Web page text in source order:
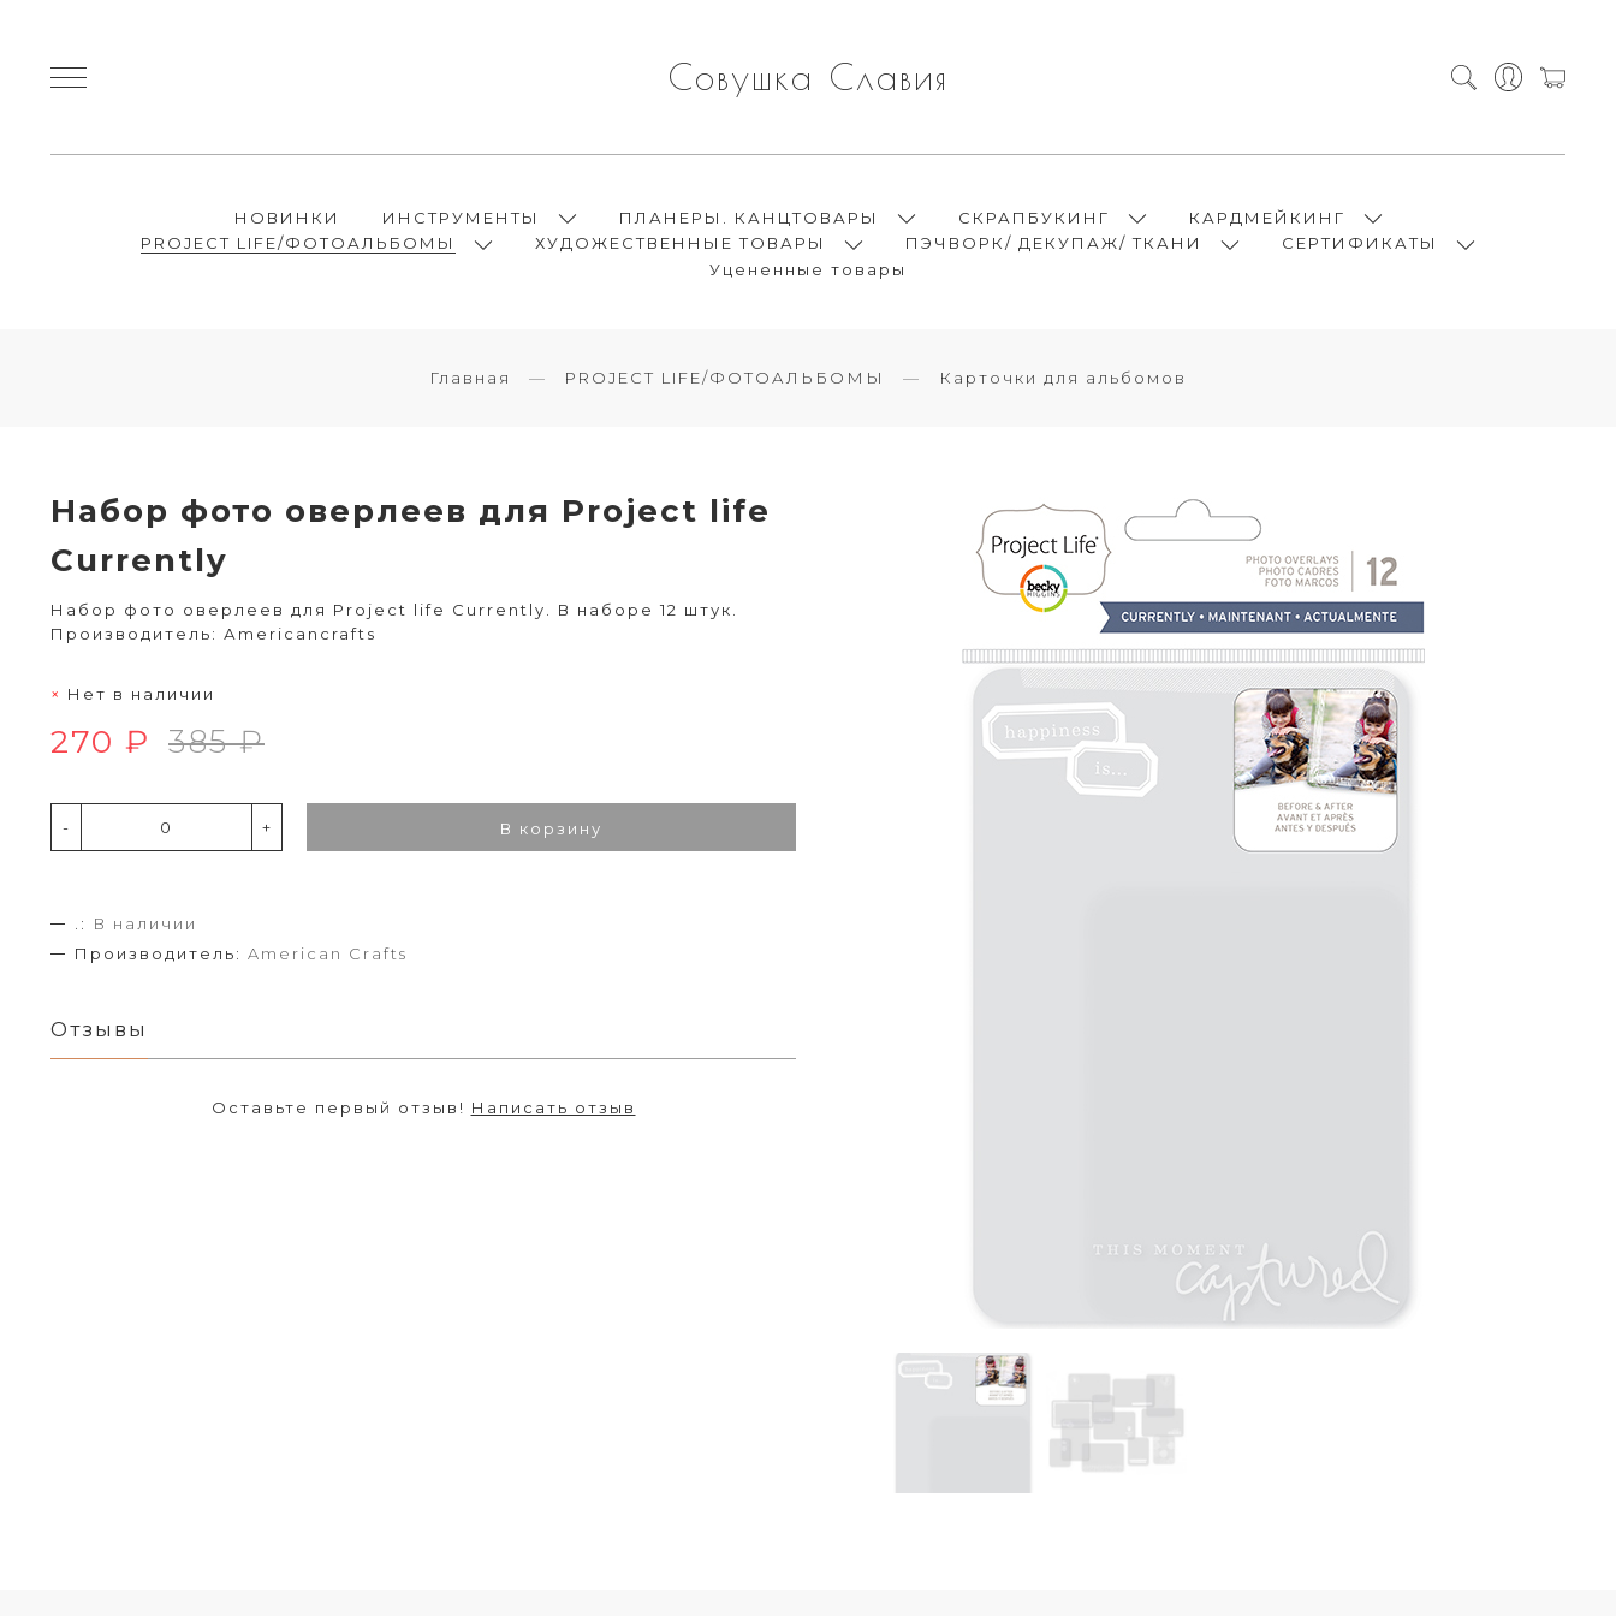
Совушка Славия
НОВИНКИ ИНСТРУМЕНТЫ ПЛАНЕРЫ. КАНЦТОВАРЫ СКРАПБУКИНГ
КАРДМЕЙКИНГ
PROJECT LIFE/ФОТОАЛЬБОМЫ
ХУДОЖЕСТВЕННЫЕ ТОВАРЫ ПЭЧВОРК/ ДЕКУПАЖ/ ТКАНИ
СЕРТИФИКАТЫ
Уцененные товары
Главная PROJECT LIFE/ФОТОАЛЬБОМЫ Карточки для альбомов
Набор фото оверлеев для Project life
Currently
Набор фото оверлеев для Project life Currently. В наборе 12 штук.
Производитель: Аmericancrafts
Нет в наличии
270 ₽ 385 ₽
- + В корзину
.:
В наличии
Производитель: American Crafts
Отзывы
Оставьте первый отзыв! Написать отзыв